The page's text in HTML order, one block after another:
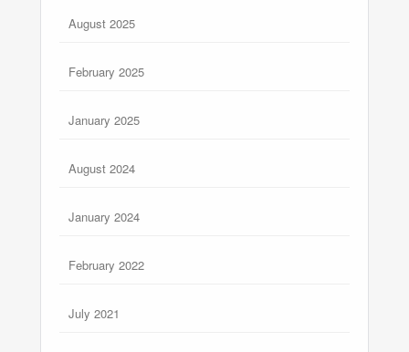
August 2025
February 2025
January 2025
August 2024
January 2024
February 2022
July 2021